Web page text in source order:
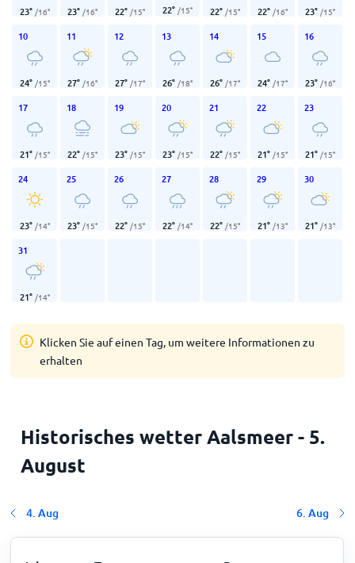
23° /16° 23° /16° 22° /15° 22° /15° 22° /15° 22° /16° 23° /15°
10
24° /15°
11
27° /16°
12
27° /17°
13
26° /18°
14
26° /17°
15
24° /17°
16
23° /16°
17
21° /15°
18
22° /15°
19
23° /15°
20
23° /15°
21
22° /15°
22
21° /15°
23
21° /15°
24
23° /14°
25
23° /15°
26
22° /15°
27
22° /14°
28
22° /15°
29
21° /13°
30
21° /13°
31
21° /14°
Klicken Sie auf einen Tag, um weitere Informationen zu
erhalten
Historisches wetter Aalsmeer - 5.
August
4. Aug 6. Aug